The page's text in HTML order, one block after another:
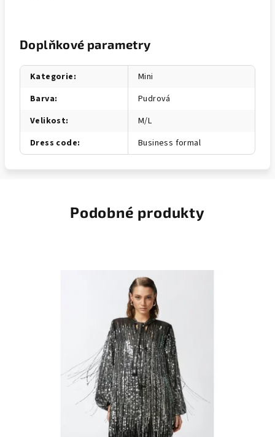
Doplňkové parametry
Kategorie:
Mini
Barva:
Pudrová
Velikost:
M/L
Dress code: Business formal
Podobné produkty